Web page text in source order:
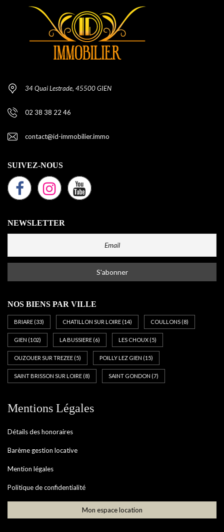
34 Quai Lestrade, 45500 GIEN
02 38 38 22 46
contact@id-immobilier.immo
SUIVEZ-NOUS
NEWSLETTER
NOS BIENS PAR VILLE
BRIARE (33) CHATILLON SUR LOIRE (14) COULLONS (8)
GIEN (102) LA BUSSIERE (6) LES CHOUX (5)
OUZOUER SUR TREZEE (5) POILLY LEZ GIEN (15)
SAINT BRISSON SUR LOIRE (8) SAINT GONDON (7)
Mentions Légales
Détails des honoraires
Barème gestion locative
Mention légales
Politique de confidentialité
Mon espace location